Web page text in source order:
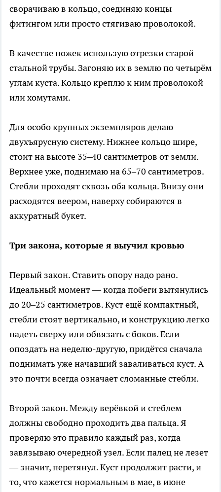
сворачиваю в кольцо, соединяю концы
фитингом или просто стягиваю проволокой.
В качестве ножек использую отрезки старой
стальной трубы. Загоняю их в землю по четырём
углам куста. Кольцо креплю к ним проволокой
или хомутами.
Для особо крупных экземпляров делаю
двухъярусную систему. Нижнее кольцо шире,
стоит на высоте 35–40 сантиметров от земли.
Верхнее уже, поднимаю на 65–70 сантиметров.
Стебли проходят сквозь оба кольца. Внизу они
расходятся веером, наверху собираются в
аккуратный букет.
Три закона, которые я выучил кровью
Первый закон. Ставить опору надо рано.
Идеальный момент — когда побеги вытянулись
до 20–25 сантиметров. Куст ещё компактный,
стебли стоят вертикально, и конструкцию легко
надеть сверху или обвязать с боков. Если
опоздать на неделю-другую, придётся сначала
поднимать уже начавший заваливаться куст. А
это почти всегда означает сломанные стебли.
Второй закон. Между верёвкой и стеблем
должны свободно проходить два пальца. Я
проверяю это правило каждый раз, когда
завязываю очередной узел. Если палец не лезет
— значит, перетянул. Куст продолжит расти, и
то, что кажется нормальным в мае, в июне